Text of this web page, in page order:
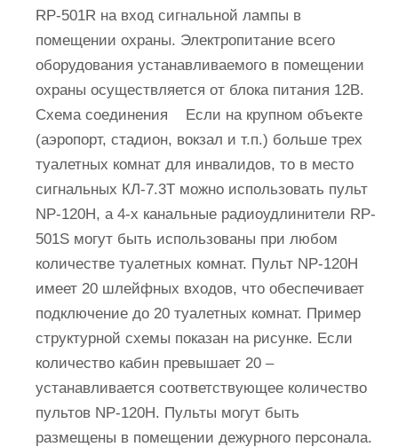
RP-501R на вход сигнальной лампы в
помещении охраны. Электропитание всего
оборудования устанавливаемого в помещении
охраны осуществляется от блока питания 12В.
Схема соединения Если на крупном объекте
(аэропорт, стадион, вокзал и т.п.) больше трех
туалетных комнат для инвалидов, то в место
сигнальных КЛ-7.3Т можно использовать пульт
NP-120H, а 4-х канальные радиоудлинители RP-
501S могут быть использованы при любом
количестве туалетных комнат. Пульт NP-120H
имеет 20 шлейфных входов, что обеспечивает
подключение до 20 туалетных комнат. Пример
структурной схемы показан на рисунке. Если
количество кабин превышает 20 –
устанавливается соответствующее количество
пультов NP-120H. Пульты могут быть
размещены в помещении дежурного персонала.